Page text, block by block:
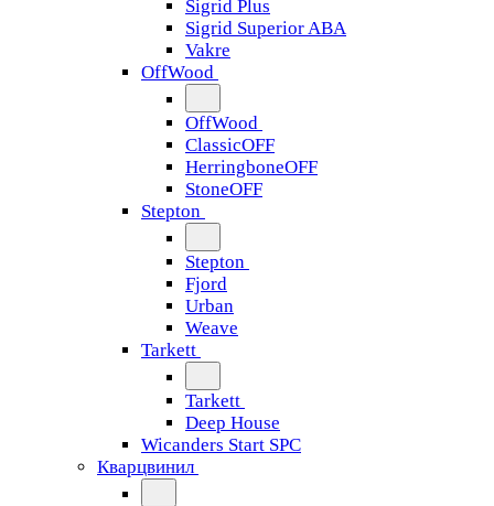
Sigrid Plus
Sigrid Superior ABA
Vakre
OffWood
OffWood
ClassicOFF
HerringboneOFF
StoneOFF
Stepton
Stepton
Fjord
Urban
Weave
Tarkett
Tarkett
Deep House
Wicanders Start SPC
Кварцвинил